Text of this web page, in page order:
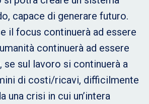
capace di generare futuro.
il focus continuerà ad essere
continuerà ad essere
se sul lavoro si continuerà a
di costi/ricavi, difficilmente
una crisi in cui un’intera